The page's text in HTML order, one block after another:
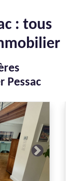
: tous
Pessac
Next